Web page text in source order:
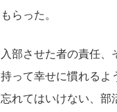
もらった。
入部させた者の責任
持って幸せに慣れるよ
忘れてはいけない、部